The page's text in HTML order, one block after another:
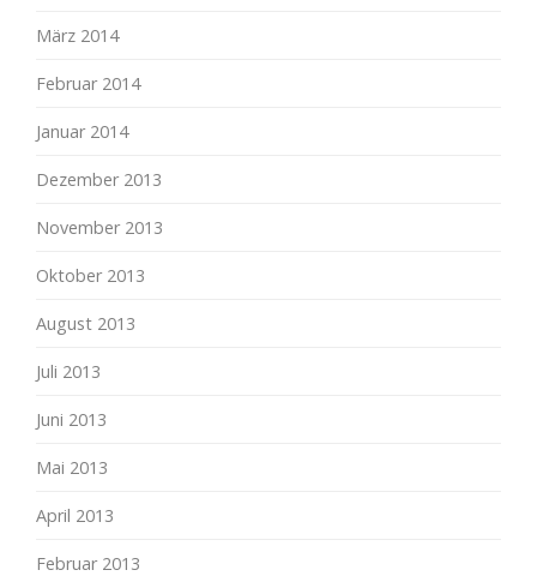
März 2014
Februar 2014
Januar 2014
Dezember 2013
November 2013
Oktober 2013
August 2013
Juli 2013
Juni 2013
Mai 2013
April 2013
Februar 2013